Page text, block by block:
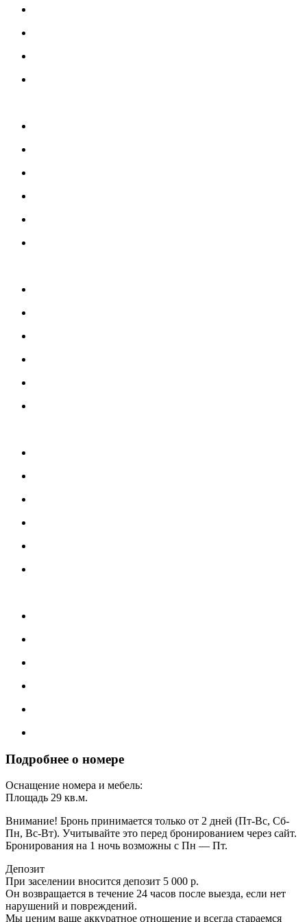
Подробнее о номере
Оснащение номера и мебель:
Площадь 29 кв.м.
Внимание! Бронь принимается только от 2 дней (Пт-Вс, Сб-
Пн, Вс-Вт). Учитывайте это перед бронированием через сайт.
Бронирования на 1 ночь возможны с Пн — Пт.
Депозит
При заселении вносится депозит 5 000 р.
Он возвращается в течение 24 часов после выезда, если нет
нарушений и повреждений.
Мы ценим ваше аккуратное отношение и всегда стараемся